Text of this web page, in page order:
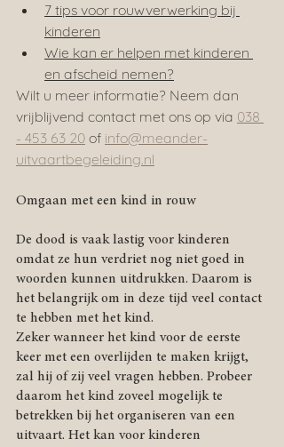
7 tips voor rouwverwerking bij
kinderen
Wie kan er helpen met kinderen
en afscheid nemen?
Wilt u meer informatie? Neem dan
vrijblijvend contact met ons op via 038
- 453 63 20 of info@meander-
uitvaartbegeleiding.nl
Omgaan met een kind in rouw
De dood is vaak lastig voor kinderen
omdat ze hun verdriet nog niet goed in
woorden kunnen uitdrukken. Daarom is
het belangrijk om in deze tijd veel contact
te hebben met het kind.
Zeker wanneer het kind voor de eerste
keer met een overlijden te maken krijgt,
zal hij of zij veel vragen hebben. Probeer
daarom het kind zoveel mogelijk te
betrekken bij het organiseren van een
uitvaart. Het kan voor kinderen